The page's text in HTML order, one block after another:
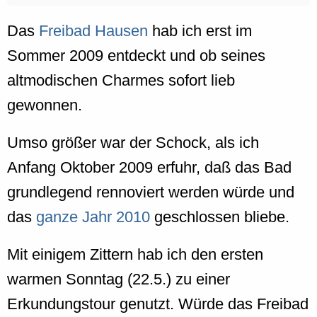
Das Freibad Hausen hab ich erst im
Sommer 2009 entdeckt und ob seines
altmodischen Charmes sofort lieb
gewonnen.
Umso größer war der Schock, als ich
Anfang Oktober 2009 erfuhr, daß das Bad
grundlegend rennoviert werden würde und
das ganze Jahr 2010 geschlossen bliebe.
Mit einigem Zittern hab ich den ersten
warmen Sonntag (22.5.) zu einer
Erkundungstour genutzt. Würde das Freibad